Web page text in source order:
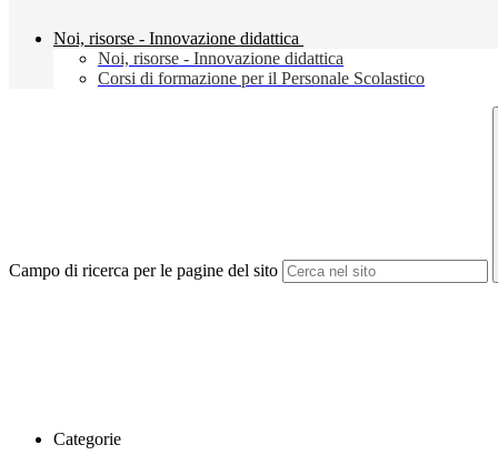
Noi, risorse - Innovazione didattica
Noi, risorse - Innovazione didattica
Corsi di formazione per il Personale Scolastico
Campo di ricerca per le pagine del sito
Categorie